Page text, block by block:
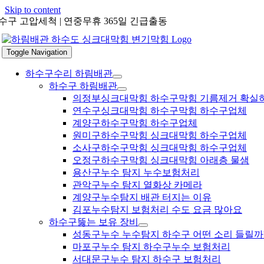
Skip to content
구 고압세척 | 연중무휴 365일 긴급출동
Toggle Navigation
하수구수리 하림배관
하수구 하림배관
의정부싱크대막힘 하수구막힘 기름제거 확실
연수구싱크대막힘 하수구막힘 하수구업체
계양구하수구막힘 하수구업체
원미구하수구막힘 싱크대막힘 하수구업체
소사구하수구막힘 싱크대막힘 하수구업체
오정구하수구막힘 싱크대막힘 아래층 물샘
용산구누수 탐지 누수보험처리
관악구누수 탐지 열화상 카메라
계양구누수탐지 배관 터지는 이유
김포누수탐지 보험처리 수도 요금 많아요
하수구뚫는 보유 장비
성동구누수 누수탐지 하수구 어떤 소리 들릴까
마포구누수 탐지 하수구누수 보험처리
서대문구누수 탐지 하수구 보험처리